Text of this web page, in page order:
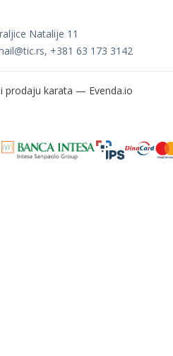
Natalije 11
, +381 63 173 3142
prodaju karata — Evenda.io